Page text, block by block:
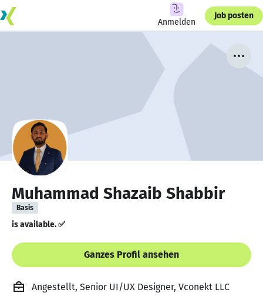
Anmelden
Job posten
Muhammad Shazaib Shabbir
Basis
is available. ✅
Ganzes Profil ansehen
Angestellt, Senior UI/UX Designer, Vconekt LLC